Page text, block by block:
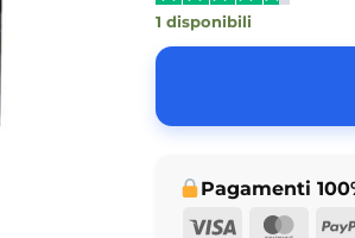
1 disponibili
Pagamenti
Visa